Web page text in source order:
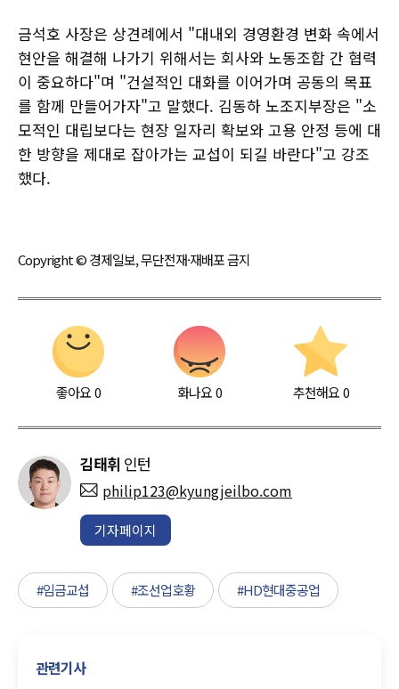
금석호 사장은 상견례에서 "대내외 경영환경 변화 속에서
현안을 해결해 나가기 위해서는 회사와 노동조합 간 협력
이 중요하다"며 "건설적인 대화를 이어가며 공동의 목표
를 함께 만들어가자"고 말했다. 김동하 노조지부장은 "소
모적인 대립보다는 현장 일자리 확보와 고용 안정 등에 대
한 방향을 제대로 잡아가는 교섭이 되길 바란다"고 강조
했다.
Copyright © 경제일보, 무단전재·재배포 금지
좋아요0 화나요0 추천해요 0
김태휘 인턴
philip123@kyungjeilbo.com
기자페이지
#임금교섭 #조선업호황 #HD현대중공업
관련기사